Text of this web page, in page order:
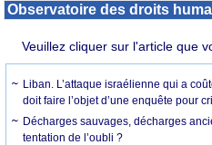
Observatoire des droits
Veuillez cliquer sur l'article que
Liban. L’attaque israélienne qui a
doit faire l’objet d’une enquête pour
Décharges sauvages, décharges
tentation de l’oubli ?